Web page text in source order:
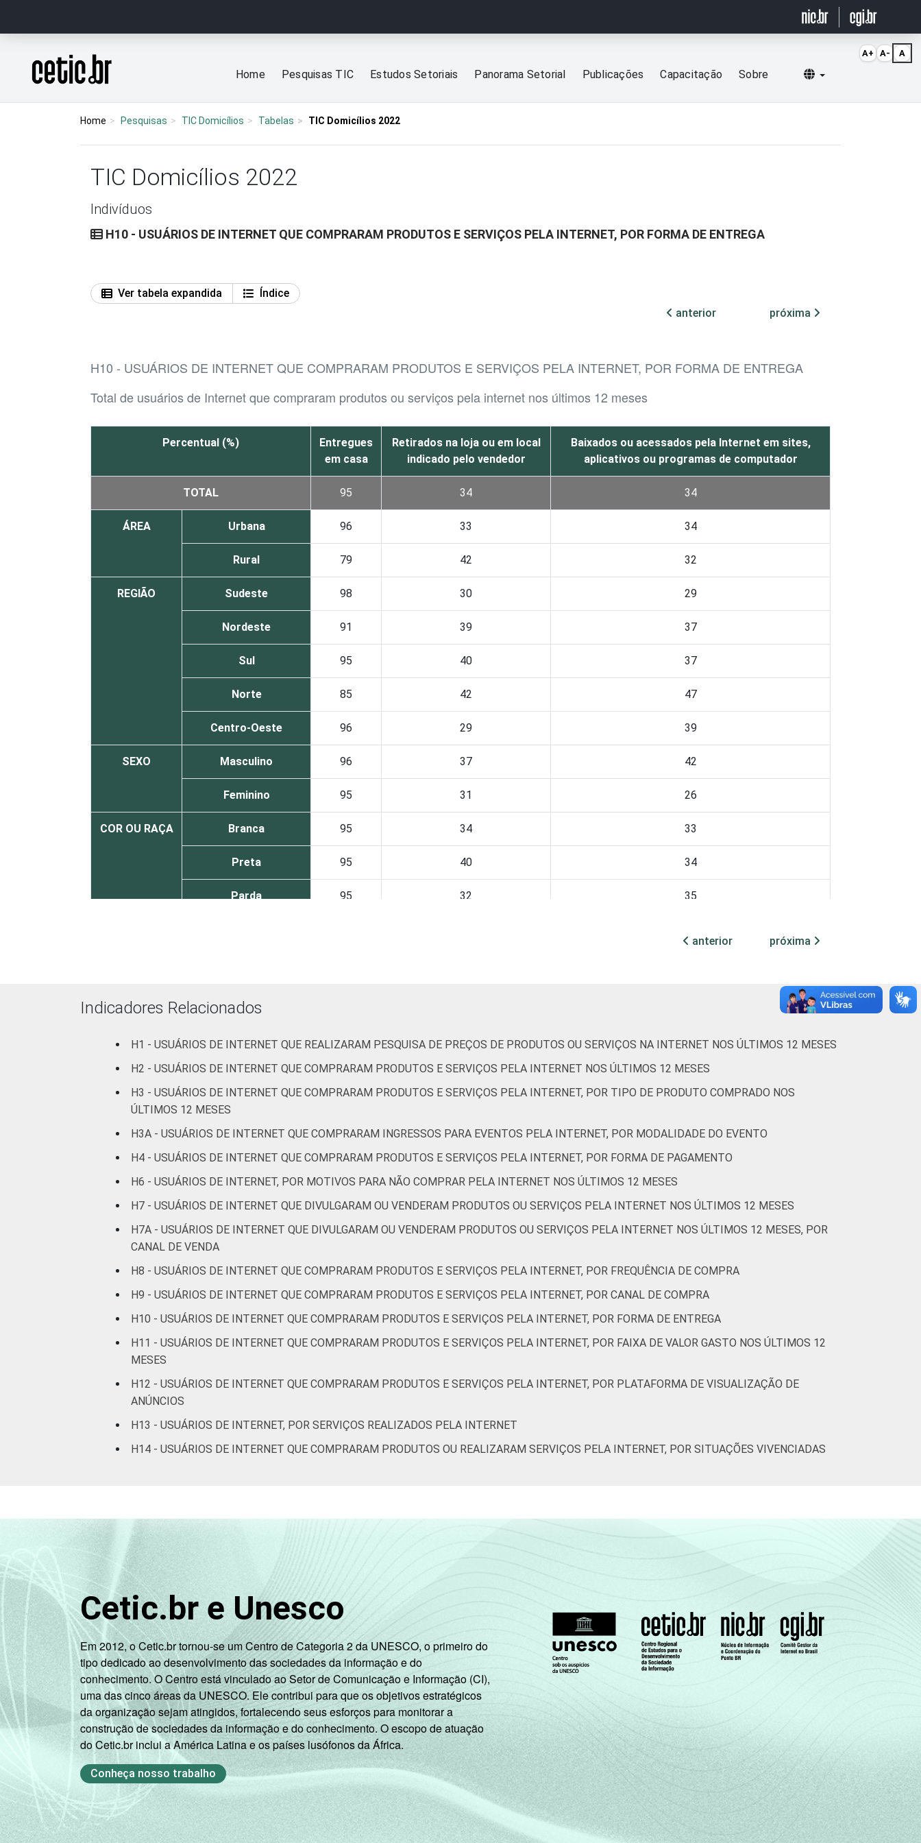
Página inicial
Home Pesquisas TIC Estudos Setoriais Panorama Setorial Publicações Capacitação Sobre Selecionar idioma
Home Pesquisas TIC Domicílios Tabelas TIC Domicílios 2022
TIC Domicílios 2022
Indivíduos
H10 - USUÁRIOS DE INTERNET QUE COMPRARAM PRODUTOS E SERVIÇOS PELA INTERNET, POR FORMA DE ENTREGA
Ver tabela expandida
Índice
anterior
próxima
H10 - USUÁRIOS DE INTERNET QUE COMPRARAM PRODUTOS E SERVIÇOS PELA INTERNET, POR FORMA DE ENTREGA
Total de usuários de Internet que compraram produtos ou serviços pela internet nos últimos 12 meses
Percentual (%)
Entregues
em casa
Retirados na loja ou em local
indicado pelo vendedor
Baixados ou acessados pela Internet em sites,
aplicativos ou programas de computador
TOTAL 95 34 34
ÁREA Urbana 96 33 34
Rural 79 42 32
REGIÃO Sudeste 98 30 29
Nordeste 91 39 37
Sul 95 40 37
Norte 85 42 47
Centro-Oeste 96 29 39
SEXO Masculino 96 37 42
Feminino 95 31 26
COR OU RAÇA Branca 95 34 33
Preta 95 40 34
Parda 95 32 35
INSTRUÇÃO
Infantil
97 8 21
FAIXA ETÁRIA De 10 a 15 anos 92 57
De 16 a 24 anos
De 25 a 34 anos
De 45 a 59 anos 97 29 33
De 60 anos ou mais 95 28 26
RENDA
FAMILIAR
Até 1 SM 90 30 27
SM
93 28
Mais de 3 SM até 5
Mais de 10 SM 100 49
Não tem renda 94 17
Não sabe 98 25
Não respondeu 95 36
CLASSE
SOCIAL
A 100 65
97 35
C 94 30 32
anterior próxima
Indicadores Relacionados
H1 - USUÁRIOS DE INTERNET QUE REALIZARAM PESQUISA DE PREÇOS DE PRODUTOS OU SERVIÇOS NA INTERNET NOS ÚLTIMOS 12 MESES
H2 - USUÁRIOS DE INTERNET QUE COMPRARAM PRODUTOS E SERVIÇOS PELA INTERNET NOS ÚLTIMOS 12 MESES
H3 - USUÁRIOS DE INTERNET QUE COMPRARAM PRODUTOS E SERVIÇOS PELA INTERNET, POR TIPO DE PRODUTO COMPRADO NOS
ÚLTIMOS 12 MESES
H3A - USUÁRIOS DE INTERNET QUE COMPRARAM INGRESSOS PARA EVENTOS PELA INTERNET, POR MODALIDADE DO EVENTO
H4 - USUÁRIOS DE INTERNET QUE COMPRARAM PRODUTOS E SERVIÇOS PELA INTERNET, POR FORMA DE PAGAMENTO
H6 - USUÁRIOS DE INTERNET, POR MOTIVOS PARA NÃO COMPRAR PELA INTERNET NOS ÚLTIMOS 12 MESES
H7 - USUÁRIOS DE INTERNET QUE DIVULGARAM OU VENDERAM PRODUTOS OU SERVIÇOS PELA INTERNET NOS ÚLTIMOS 12 MESES
H7A - USUÁRIOS DE INTERNET QUE DIVULGARAM OU VENDERAM PRODUTOS OU SERVIÇOS PELA INTERNET NOS ÚLTIMOS 12 MESES, POR
CANAL DE VENDA
H8 - USUÁRIOS DE INTERNET QUE COMPRARAM PRODUTOS E SERVIÇOS PELA INTERNET, POR FREQUÊNCIA DE COMPRA
H9 - USUÁRIOS DE INTERNET QUE COMPRARAM PRODUTOS E SERVIÇOS PELA INTERNET, POR CANAL DE COMPRA
H10 - USUÁRIOS DE INTERNET QUE COMPRARAM PRODUTOS E SERVIÇOS PELA INTERNET, POR FORMA DE ENTREGA
H11 - USUÁRIOS DE INTERNET QUE COMPRARAM PRODUTOS E SERVIÇOS PELA INTERNET, POR FAIXA DE VALOR GASTO NOS ÚLTIMOS 12
MESES
H12 - USUÁRIOS DE INTERNET QUE COMPRARAM PRODUTOS E SERVIÇOS PELA INTERNET, POR PLATAFORMA DE VISUALIZAÇÃO DE
ANÚNCIOS
H13 - USUÁRIOS DE INTERNET, POR SERVIÇOS REALIZADOS PELA INTERNET
H14 - USUÁRIOS DE INTERNET QUE COMPRARAM PRODUTOS OU REALIZARAM SERVIÇOS PELA INTERNET, POR SITUAÇÕES VIVENCIADAS
Cetic.br e Unesco
Em 2012, o Cetic.br tornou-se um Centro de Categoria 2 da UNESCO, o primeiro do
tipo dedicado ao desenvolvimento das sociedades da informação e do
conhecimento. O Centro está vinculado ao Setor de Comunicação e Informação (CI),
uma das cinco áreas da UNESCO. Ele contribui para que os objetivos estratégicos
da organização sejam atingidos, fortalecendo seus esforços para monitorar a
construção de sociedades da informação e do conhecimento. O escopo de atuação
do Cetic.br inclui a América Latina e os países lusófonos da África.
Conheça nosso trabalho
A+ A- A